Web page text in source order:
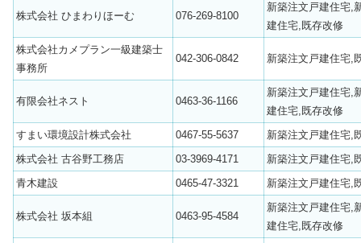
株式会社 ひまわりほーむ 076-269-8100
新築注文戸建住宅,
建住宅,既存改修
株式会社カメプラン一級建築士
事務所
042-306-0842 新築注文戸建住宅,
有限会社ネスト 0463-36-1166
新築注文戸建住宅,
建住宅,既存改修
すまい環境設計株式会社
0467-55-5637
新築注文戸建住宅,
株式会社 古谷野工務店
03-3969-4171
新築注文戸建住宅,
青木建設
0465-47-3321 新築注文戸建住宅,
株式会社 坂本組 0463-95-4584
新築注文戸建住宅,
建住宅,既存改修